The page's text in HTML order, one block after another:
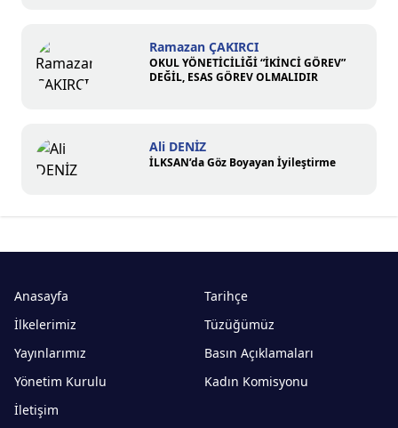
Ramazan ÇAKIRCI
OKUL YÖNETİCİLİĞİ “İKİNCİ GÖREV”
DEĞİL, ESAS GÖREV OLMALIDIR
Ali DENİZ
İLKSAN’da Göz Boyayan İyileştirme
Anasayfa
Tarihçe
İlkelerimiz
Tüzüğümüz
Yayınlarımız
Basın Açıklamaları
Yönetim Kurulu
Kadın Komisyonu
İletişim